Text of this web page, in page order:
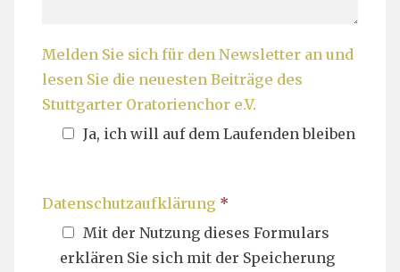
Melden Sie sich für den Newsletter an und
lesen Sie die neuesten Beiträge des
Stuttgarter Oratorienchor e.V.
Ja, ich will auf dem Laufenden bleiben
Datenschutzaufklärung *
Mit der Nutzung dieses Formulars
erklären Sie sich mit der Speicherung